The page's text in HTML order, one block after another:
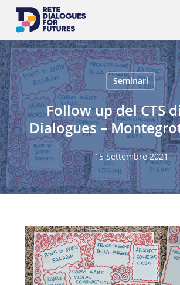
Skip
main
content
Seminari
Follow up del CTS
Dialogues –
15 Settembre 2021